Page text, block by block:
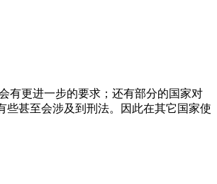
有更进一步的要求；还有部分的国家对
甚至会涉及到刑法。因此在其它国家使